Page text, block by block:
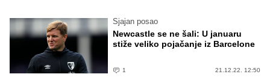
Sjajan posao
Newcastle se ne šali: U januaru
stiže veliko pojačanje iz Barcelone
1 21.12.22. 12:50